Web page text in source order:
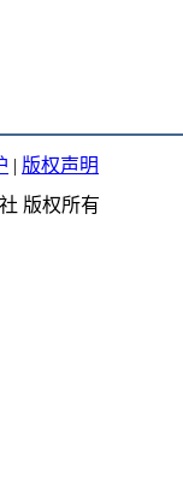
| 版权声明
版权所有